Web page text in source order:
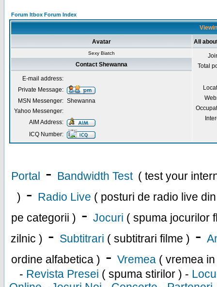
Forum Itbox Forum Index
Avatar All
Sexy Biatch
Total
Contact Shewanna
E-mail address:
Private Message:
MSN Messenger: Shewanna
Yahoo Messenger:
AIM Address:
ICQ Number:
Portal - Bandwidth Test ( test your
) - Radio Live ( posturi de radio live
pe categorii ) - Jocuri ( spuma jocurilor
zilnic ) - Subtitrari ( subtitrari filme ) -
ordine alfabetica ) - Vremea ( vremea
- Revista Presei ( spuma stirilor ) -